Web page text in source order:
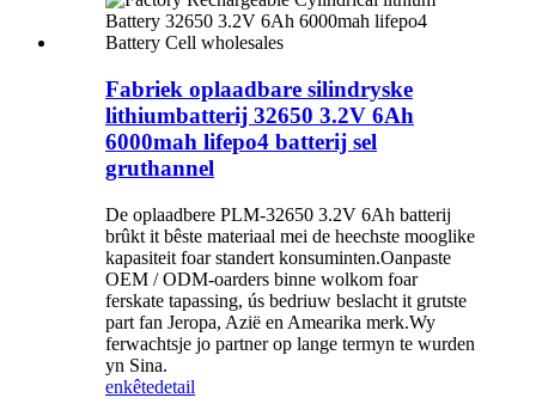
Fabriek oplaadbare silindryske
lithiumbatterij 32650 3.2V 6Ah
6000mah lifepo4 batterij sel
gruthannel
De oplaadbere PLM-32650 3.2V 6Ah batterij
brûkt it bêste materiaal mei de heechste mooglike
kapasiteit foar standert konsuminten.Oanpaste
OEM / ODM-oarders binne wolkom foar
ferskate tapassing, ús bedriuw beslacht it grutste
part fan Jeropa, Azië en Amearika merk.Wy
ferwachtsje jo partner op lange termyn te wurden
yn Sina.
enkêtedetail